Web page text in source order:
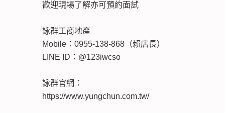
歡迎現場了解亦可預約面試
詠群工商地產
Mobile：0955-138-868（賴店長）
LINE ID：@123iwcso
詠群官網：
https://www.yungchun.com.tw/